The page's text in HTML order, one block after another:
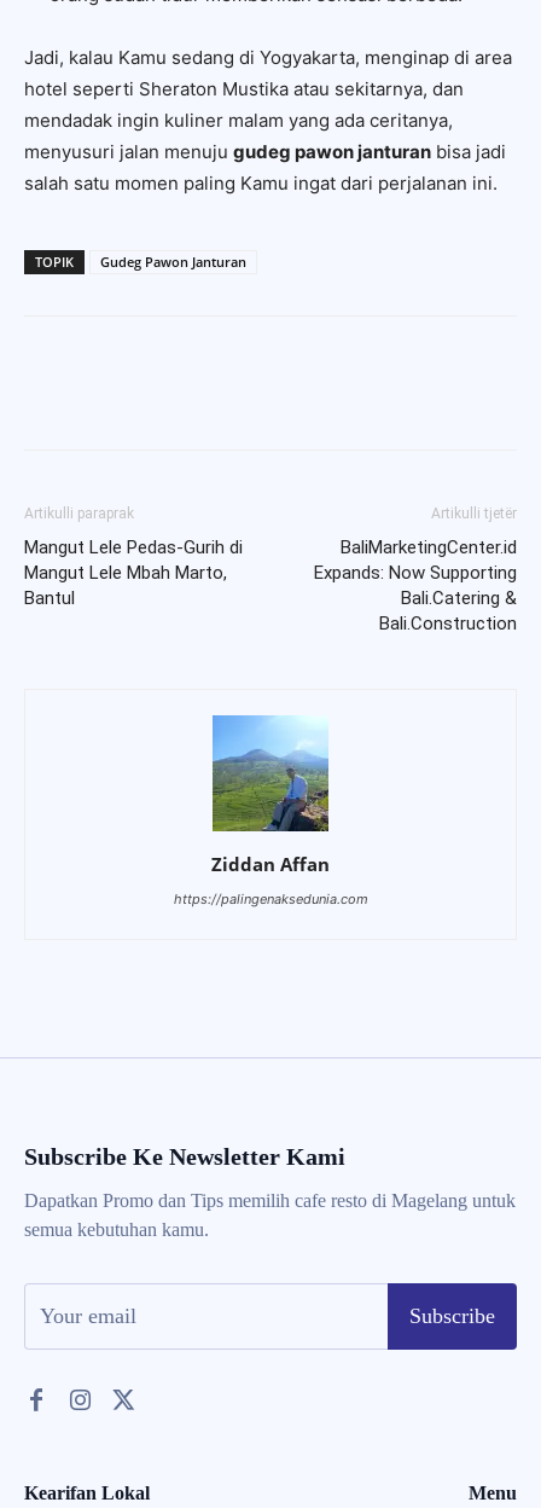
Jadi, kalau Kamu sedang di Yogyakarta, menginap di area
hotel seperti Sheraton Mustika atau sekitarnya, dan
mendadak ingin kuliner malam yang ada ceritanya,
menyusuri jalan menuju gudeg pawon janturan bisa jadi
salah satu momen paling Kamu ingat dari perjalanan ini.
TOPIK Gudeg Pawon Janturan
Artikulli paraprak
Mangut Lele Pedas-Gurih di
Mangut Lele Mbah Marto,
Bantul
Artikulli tjetër
BaliMarketingCenter.id
Expands: Now Supporting
Bali.Catering &
Bali.Construction
Ziddan Affan
https://palingenaksedunia.com
Subscribe Ke Newsletter Kami
Dapatkan Promo dan Tips memilih cafe resto di Magelang untuk
semua kebutuhan kamu.
Subscribe
Kearifan Lokal Menu